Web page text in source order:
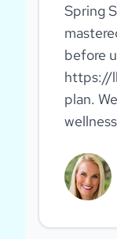
Spring
before
https://
plan.